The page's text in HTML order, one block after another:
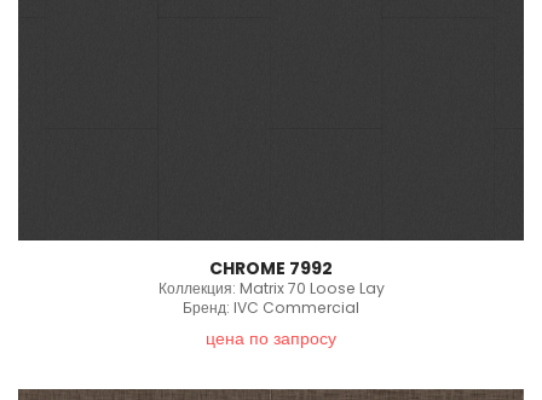
CHROME 7992
Коллекция: Matrix 70 Loose Lay
Бренд: IVC Commercial
цена по запросу